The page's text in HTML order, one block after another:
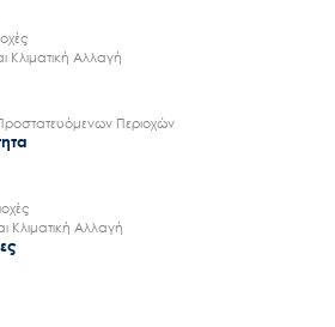
Κλιματική Αλλαγή
Περιοχών
Κλιματική Αλλαγή